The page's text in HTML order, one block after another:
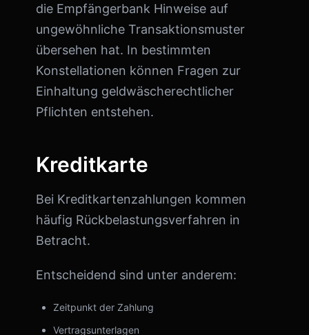
die Empfängerbank Hinweise auf
ungewöhnliche Transaktionsmuster
übersehen hat. In bestimmten
Konstellationen können Fragen zur
Einhaltung geldwäscherechtlicher
Pflichten entstehen.
Kreditkarte
Bei Kreditkartenzahlungen kommen
häufig Rückbelastungsverfahren in
Betracht.
Entscheidend sind unter anderem:
Zeitpunkt der Zahlung
Vertragsunterlagen